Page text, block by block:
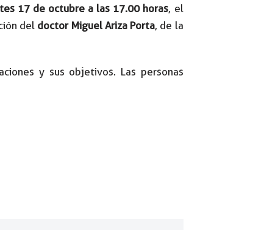
17 de octubre a las 17.00 horas, el
del doctor Miguel Ariza Porta, de la
y sus objetivos. Las personas